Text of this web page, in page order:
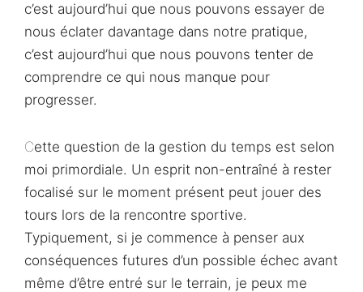
c’est aujourd’hui que nous pouvons essayer de
nous éclater davantage dans notre pratique,
c’est aujourd’hui que nous pouvons tenter de
comprendre ce qui nous manque pour
progresser.
Cette question de la gestion du temps est selon
moi primordiale. Un esprit non-entraîné à rester
focalisé sur le moment présent peut jouer des
tours lors de la rencontre sportive.
Typiquement, si je commence à penser aux
conséquences futures d’un possible échec avant
même d’être entré sur le terrain, je peux me